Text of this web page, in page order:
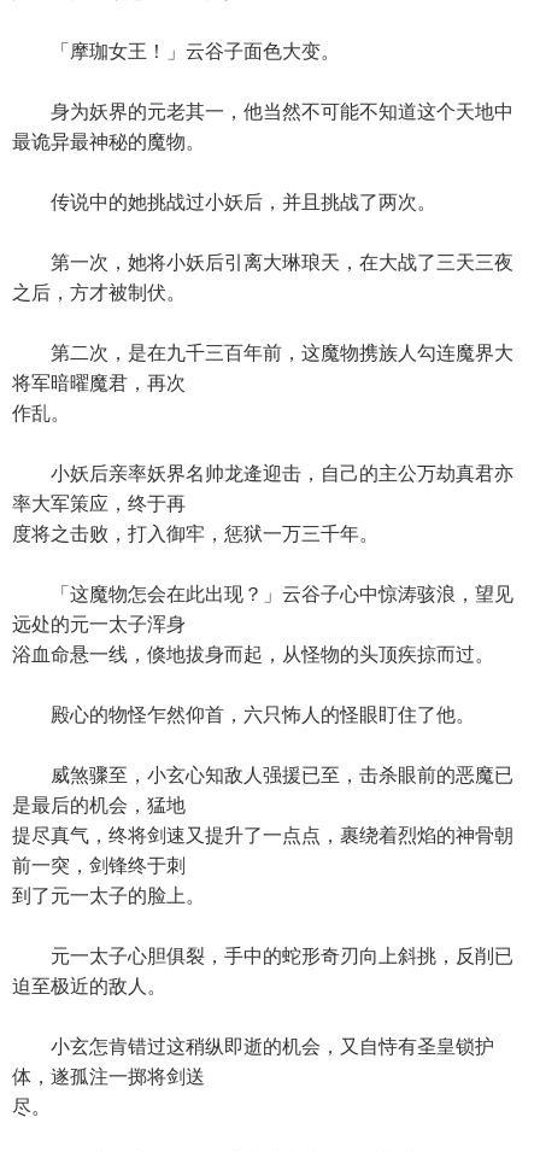
「摩珈女王！」云谷子面色大变。
身为妖界的元老其一，他当然不可能不知道这个天地中
最诡异最神秘的魔物。
传说中的她挑战过小妖后，并且挑战了两次。
第一次，她将小妖后引离大琳琅天，在大战了三天三夜
之后，方才被制伏。
第二次，是在九千三百年前，这魔物携族人勾连魔界大
将军暗曜魔君，再次
作乱。
小妖后亲率妖界名帅龙逄迎击，自己的主公万劫真君亦
率大军策应，终于再
度将之击败，打入御牢，惩狱一万三千年。
「这魔物怎会在此出现？」云谷子心中惊涛骇浪，望见
远处的元一太子浑身
浴血命悬一线，倏地拔身而起，从怪物的头顶疾掠而过。
殿心的物怪乍然仰首，六只怖人的怪眼盯住了他。
威煞骤至，小玄心知敌人强援已至，击杀眼前的恶魔已
是最后的机会，猛地
提尽真气，终将剑速又提升了一点点，裹绕着烈焰的神骨朝
前一突，剑锋终于刺
到了元一太子的脸上。
元一太子心胆俱裂，手中的蛇形奇刃向上斜挑，反削已
迫至极近的敌人。
小玄怎肯错过这稍纵即逝的机会，又自恃有圣皇锁护
体，遂孤注一掷将剑送
尽。